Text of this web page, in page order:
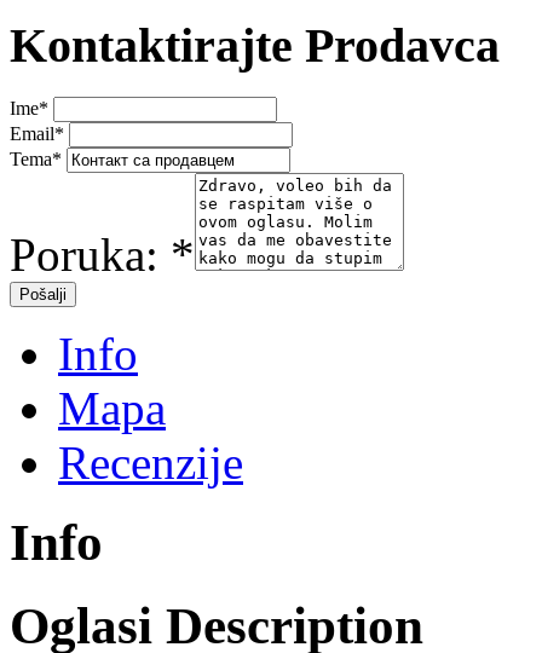
Kontaktirajte Prodavca
Ime*
Email*
Tema*
Poruka: *
Info
Mapa
Recenzije
Info
Oglasi Description